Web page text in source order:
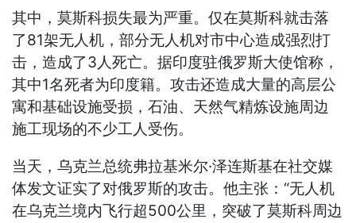
其中，莫斯科损失最为严重。仅在莫斯科就击落
了81架无人机，部分无人机对市中心造成强烈打
击，造成了3人死亡。据印度驻俄罗斯大使馆称，
其中1名死者为印度籍。攻击还造成大量的高层公
寓和基础设施受损，石油、天然气精炼设施周边
施工现场的不少工人受伤。
当天，乌克兰总统弗拉基米尔·泽连斯基在社交媒
体发文证实了对俄罗斯的攻击。他主张：“无人机
在乌克兰境内飞行超500公里，突破了莫斯科周边